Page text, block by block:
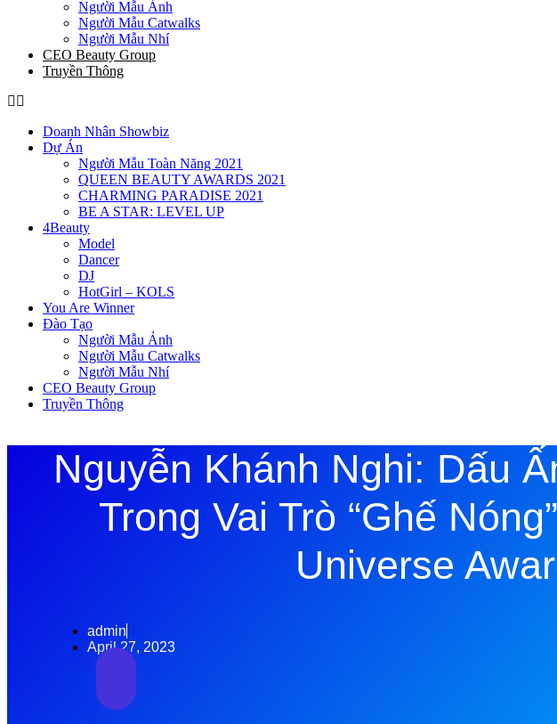
Người Mẫu Ảnh
Người Mẫu Catwalks
Người Mẫu Nhí
CEO Beauty Group
Truyền Thông
Doanh Nhân Showbiz
Dự Án
Người Mẫu Toàn Năng 2021
QUEEN BEAUTY AWARDS 2021
CHARMING PARADISE 2021
BE A STAR: LEVEL UP
4Beauty
Model
Dancer
DJ
HotGirl – KOLS
You Are Winner
Đào Tạo
Người Mẫu Ảnh
Người Mẫu Catwalks
Người Mẫu Nhí
CEO Beauty Group
Truyền Thông
Nguyễn Khánh Nghi: Dấu
Trong Vai Trò “ghế
Universe
admin
April 27, 2023